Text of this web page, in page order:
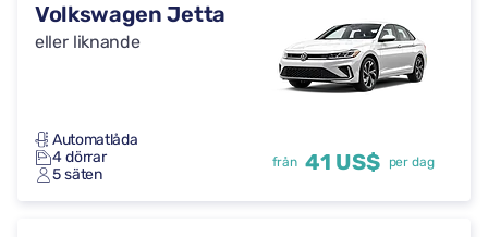
Volkswagen Jetta
eller liknande
Automatlåda
4 dörrar
5 säten
från 41 US$ per dag